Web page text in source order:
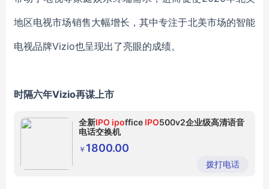
地区电视市场销售大幅增长，其中专注于北美市场的智能
电视品牌Vizio也呈现出了亮眼的成绩。
时隔六年Vizio再谋上市
全新IPO ipoffice IPO500v2企业级高清语音
电话交换机
￥ 1800.00
拨打电话